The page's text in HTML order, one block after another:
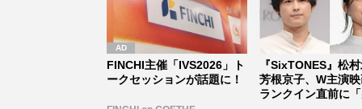
FINCHI主催「IVS2026」ト
ークセッションが話題に！
『SixTONES』松
芳根京子、W主演
ランクイン直前に